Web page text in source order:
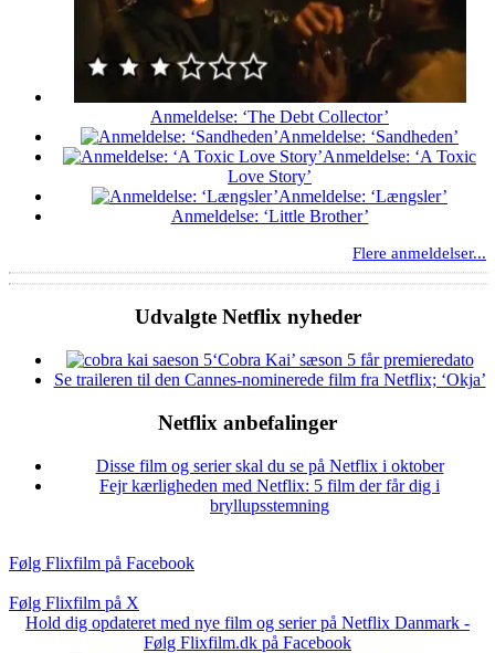
Anmeldelse: ‘The Debt Collector’
Anmeldelse: ‘Sandheden’
Anmeldelse: ‘A Toxic
Love Story’
Anmeldelse: ‘Længsler’
Anmeldelse: ‘Little Brother’
Flere anmeldelser...
Udvalgte Netflix nyheder
‘Cobra Kai’ sæson 5 får premieredato
Se traileren til den Cannes-nominerede film fra Netflix; ‘Okja’
Netflix anbefalinger
Disse film og serier skal du se på Netflix i oktober
Fejr kærligheden med Netflix: 5 film der får dig i
bryllupsstemning
Følg Flixfilm på Facebook
Følg Flixfilm på X
Hold dig opdateret med nye film og serier på Netflix Danmark -
Følg Flixfilm.dk på Facebook